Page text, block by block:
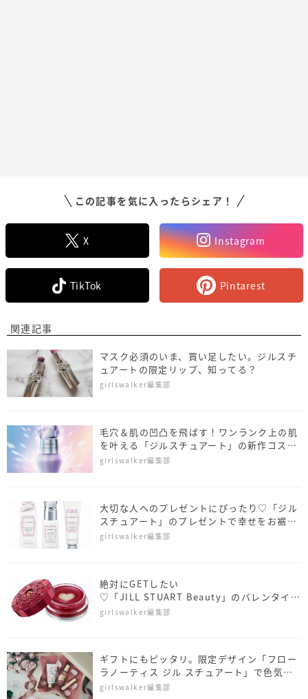
この記事を気に入ったらシェア！
X Instagram
TikTok Pintarest
関連記事
マスク必須のいま、買い足したい。ジルスチ
ュアートの限定リップ、知ってる？
girlswalker編集部
毛穴＆肌の凹凸を飛ばす！ワンランク上の肌
を叶える「ジルスチュアート」の新作コスメ
♡
girlswalker編集部
大切な人へのプレゼントにぴったり♡「ジル
スチュアート」のプレゼントで幸せをお裾分
け
girlswalker編集部
絶対にGETしたい
♡「JILL STUART Beauty」のバレンタイン
コレクションが最高に可愛い
girlswalker編集部
ギフトにもピッタリ。限定デザイン「フロー
ラノーティス ジル スチュアート」で色気を
纏って
girlswalker編集部